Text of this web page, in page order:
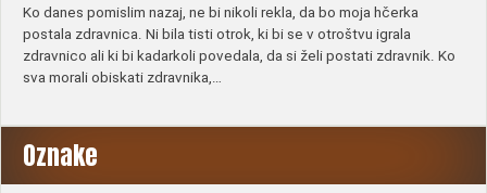
Ko danes pomislim nazaj, ne bi nikoli rekla, da bo moja hčerka
postala zdravnica. Ni bila tisti otrok, ki bi se v otroštvu igrala
zdravnico ali ki bi kadarkoli povedala, da si želi postati zdravnik. Ko
sva morali obiskati zdravnika,…
Oznake